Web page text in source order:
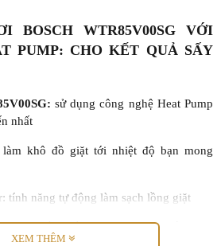
BOSCH WTR85V00SG VỚI
PUMP: CHO KẾT QUẢ SẤY
sử dụng công nghệ Heat Pump
nhất
làm khô đồ giặt tới nhiệt độ bạn mong
tính năng tự động làm sạch lồng giặt
: Hệ thống sấy nhập cảm với nhiều cảm
XEM THÊM